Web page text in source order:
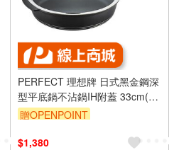
PERFECT 理想牌 日式黑金鋼深
型平底鍋不沾鍋IH附蓋 33cm(無
導磁片）-Leidea樂德兒
贈OPENPOINT
$1,380